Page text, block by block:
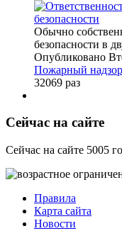
Обычно
безопасности в
Опубликовано
Пожарный надзор
32069 раз
Сейчас на сайте
Сейчас на сайте 5005
Правила
Карта сайта
Новости